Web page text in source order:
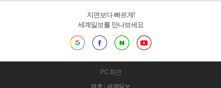
지면보다 빠르게!
세계일보를 만나보세요
PC 화면
제호 : 세계일보